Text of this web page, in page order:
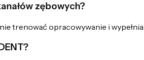
zębowych?
trenować opracowywanie i